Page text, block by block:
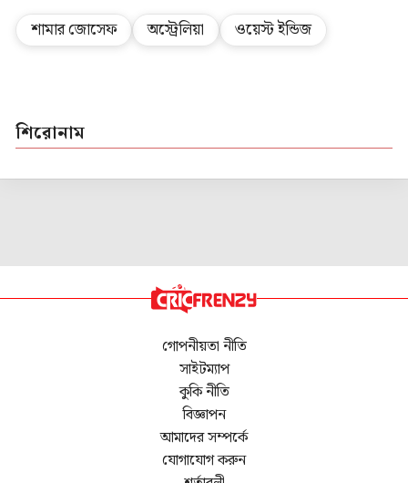
শামার জোসেফ অস্ট্রেলিয়া ওয়েস্ট ইন্ডিজ
শিরোনাম
গোপনীয়তা নীতি
সাইটম্যাপ
কুকি নীতি
বিজ্ঞাপন
আমাদের সম্পর্কে
যোগাযোগ করুন